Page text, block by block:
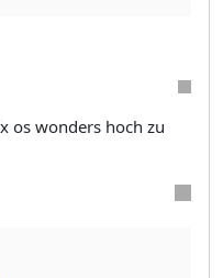
os wonders hoch zu